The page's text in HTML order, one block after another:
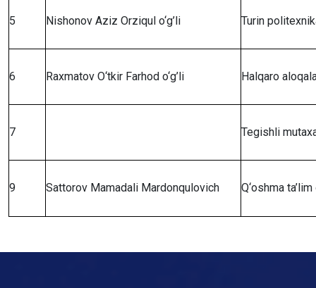
5 Nishonov Aziz Orziqul o‘g’li Turin
6 Raxmatov O‘tkir Farhod o‘g’li Halqaro
7 Tegishli
9 Sattorov Mamadali Mardonqulovich Q‘oshma